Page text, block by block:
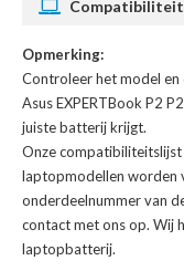
Opmerking:
Controleer het model
Asus EXPERTBook P2
juiste batterij krijgt.
Onze
laptopmodellen worden
onderdeelnummer van
contact met ons op. Wij
laptopbatterij.